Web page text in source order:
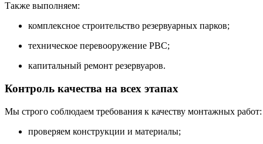
Также выполняем:
комплексное строительство резервуарных парков;
техническое перевооружение РВС;
капитальный ремонт резервуаров.
Контроль качества на всех этапах
Мы строго соблюдаем требования к качеству монтажных работ:
проверяем конструкции и материалы;